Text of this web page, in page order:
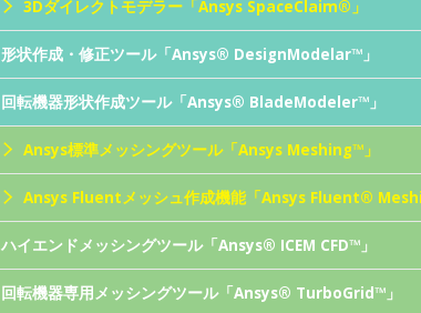
3Dダイレクトモデラー「Ansys SpaceClaim®」
形状作成・修正ツール「Ansys® DesignModelar™」
回転機器形状作成ツール「Ansys® BladeModeler™」
Ansys標準メッシングツール「Ansys Meshing™」
Ansys Fluentメッシュ作成機能「Ansys Fluent®
ハイエンドメッシングツール「Ansys® ICEM CFD™」
回転機器専用メッシングツール「Ansys® TurboGrid™」